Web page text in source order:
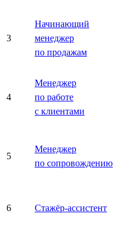
3
Начинающий
менеджер
по продажам
4
Менеджер
по работе
с клиентами
5
Менеджер
по сопровождению
6 Стажёр-ассистент